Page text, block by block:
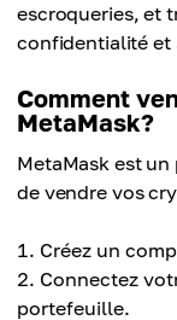
escroqueries, et
confidentialité et
Comment
MetaMask?
MetaMask est
de vendre vos
Créez un
Connectez
portefeuille.